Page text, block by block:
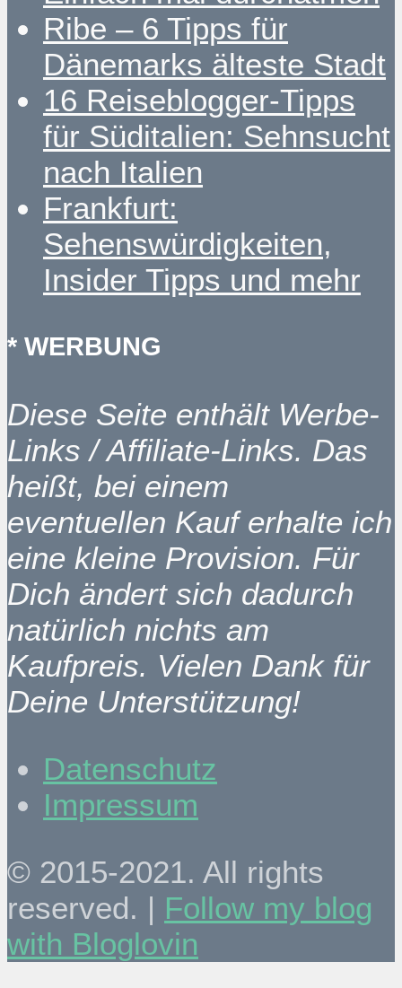
Ribe – 6 Tipps für
Dänemarks älteste Stadt
16 Reiseblogger-Tipps
für Süditalien: Sehnsucht
nach Italien
Frankfurt:
Sehenswürdigkeiten,
Insider Tipps und mehr
* WERBUNG
Diese Seite enthält Werbe-
Links / Affiliate-Links. Das
heißt, bei einem
eventuellen Kauf erhalte ich
eine kleine Provision. Für
Dich ändert sich dadurch
natürlich nichts am
Kaufpreis. Vielen Dank für
Deine Unterstützung!
Datenschutz
Impressum
© 2015-2021. All rights
reserved. | Follow my blog
with Bloglovin